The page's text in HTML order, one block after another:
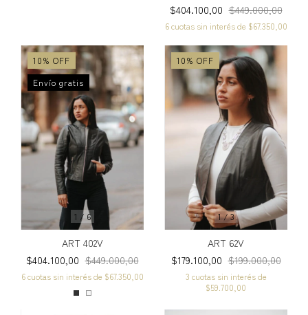
$404.100,00 $449.000,00
6 cuotas sin interés de $67.350,00
1 / 6
10% OFF
Envío gratis
ART 402V
$404.100,00 $449.000,00
6 cuotas sin interés de $67.350,00
1/3
10% OFF
ART 62V
$179.100,00 $199.000,00
3 cuotas sin interés de
$59.700,00